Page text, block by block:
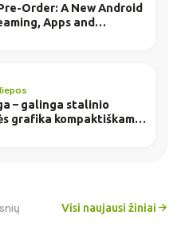
Order: A New Android
Apps and
– galinga stalinio
grafika kompaktiškame
Visi naujausi žiniai